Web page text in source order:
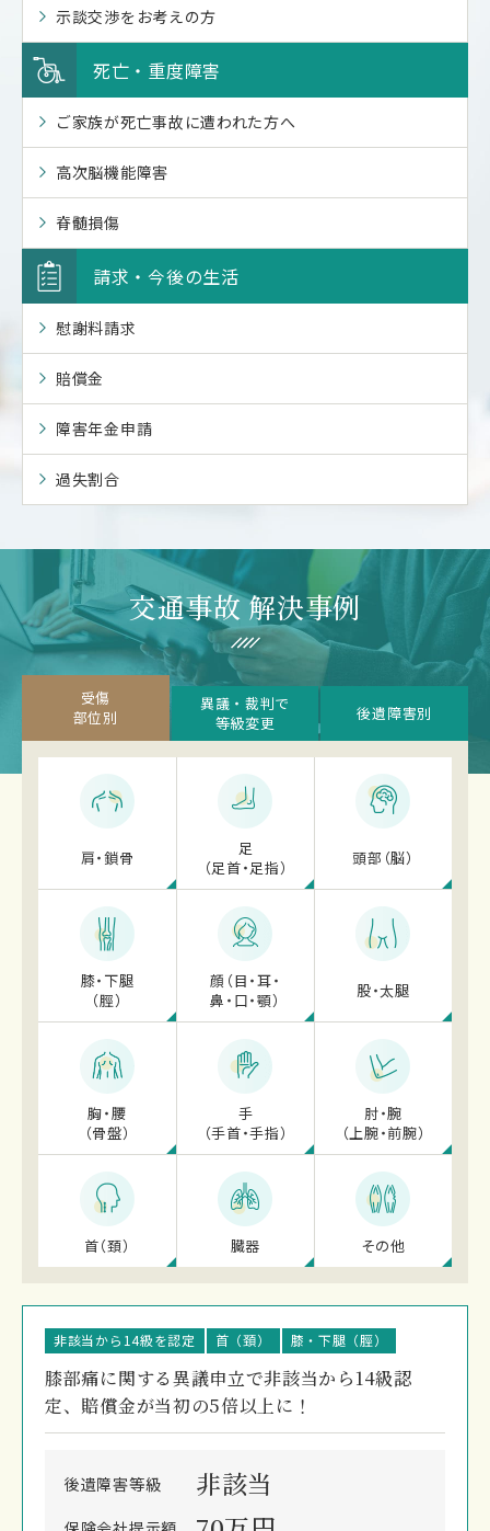
示談交渉をお考えの方
死亡・重度障害
ご家族が死亡事故に遭われた方へ
高次脳機能障害
脊髄損傷
請求・今後の生活
慰謝料請求
賠償金
障害年金申請
過失割合
交通事故 解決事例
受傷
部位別
異議・裁判で
等級変更
後遺障害別
肩・鎖骨
足
（足首・足指）
頭部（脳）
膝・下腿
（脛）
顔（目・耳・
鼻・ 口・顎） 股・太腿
胸・腰
（骨盤）
手
（手首・手指）
肘・腕
（上腕・前腕）
首（頚） 臓器 その他
非該当から14級を認定 首（頚） 膝・下腿（脛）
膝部痛に関する異議申立で非該当から14級認
定、賠償金が当初の5倍以上に！
後遺障害等級 非該当